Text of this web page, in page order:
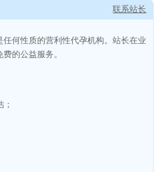
任何性质的营利性代孕机构。站长在业
的公益服务。
联系站长